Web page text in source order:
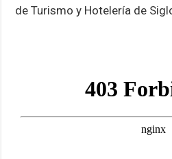
de Turismo y Hotelería de